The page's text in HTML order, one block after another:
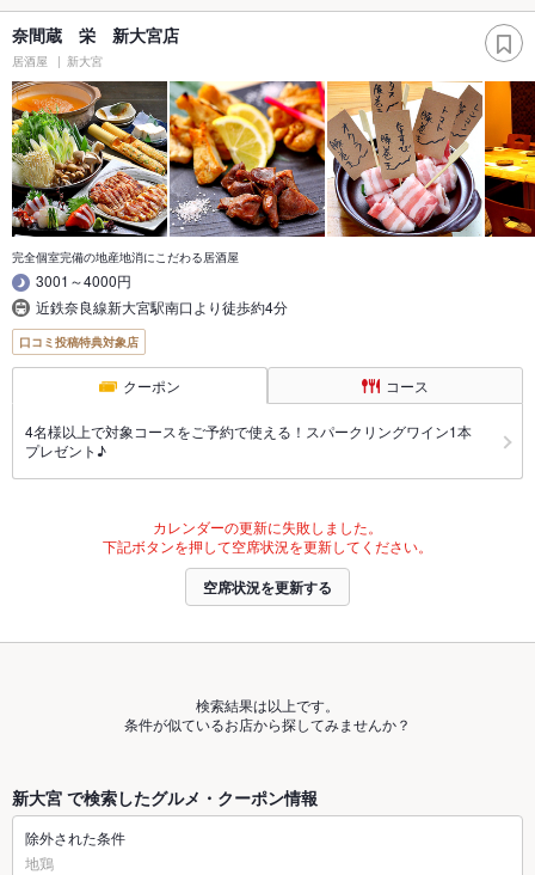
奈間蔵 栄 新大宮店
居酒屋 新大宮
完全個室完備の地産地消にこだわる居酒屋
3001～4000円
近鉄奈良線新大宮駅南口より徒歩約4分
口コミ投稿特典対象店
クーポン コース
4名様以上で対象コースをご予約で使える！スパークリングワイン1本
プレゼント♪
カレンダーの更新に失敗しました。
下記ボタンを押して空席状況を更新してください。
空席状況を更新する
検索結果は以上です。
条件が似ているお店から探してみませんか？
新大宮 で検索したグルメ・クーポン情報
除外された条件
地鶏